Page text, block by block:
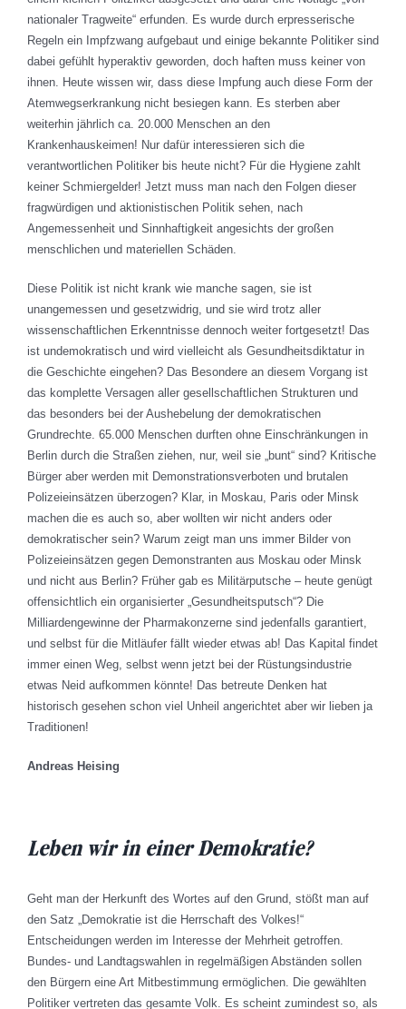
nationaler Tragweite“ erfunden. Es wurde durch erpresserische
Regeln ein Impfzwang aufgebaut und einige bekannte Politiker sind
dabei gefühlt hyperaktiv geworden, doch haften muss keiner von
ihnen. Heute wissen wir, dass diese Impfung auch diese Form der
Atemwegserkrankung nicht besiegen kann. Es sterben aber
weiterhin jährlich ca. 20.000 Menschen an den
Krankenhauskeimen! Nur dafür interessieren sich die
verantwortlichen Politiker bis heute nicht? Für die Hygiene zahlt
keiner Schmiergelder! Jetzt muss man nach den Folgen dieser
fragwürdigen und aktionistischen Politik sehen, nach
Angemessenheit und Sinnhaftigkeit angesichts der großen
menschlichen und materiellen Schäden.
Diese Politik ist nicht krank wie manche sagen, sie ist
unangemessen und gesetzwidrig, und sie wird trotz aller
wissenschaftlichen Erkenntnisse dennoch weiter fortgesetzt! Das
ist undemokratisch und wird vielleicht als Gesundheitsdiktatur in
die Geschichte eingehen? Das Besondere an diesem Vorgang ist
das komplette Versagen aller gesellschaftlichen Strukturen und
das besonders bei der Aushebelung der demokratischen
Grundrechte. 65.000 Menschen durften ohne Einschränkungen in
Berlin durch die Straßen ziehen, nur, weil sie „bunt“ sind? Kritische
Bürger aber werden mit Demonstrationsverboten und brutalen
Polizeieinsätzen überzogen? Klar, in Moskau, Paris oder Minsk
machen die es auch so, aber wollten wir nicht anders oder
demokratischer sein? Warum zeigt man uns immer Bilder von
Polizeieinsätzen gegen Demonstranten aus Moskau oder Minsk
und nicht aus Berlin? Früher gab es Militärputsche – heute genügt
offensichtlich ein organisierter „Gesundheitsputsch“? Die
Milliardengewinne der Pharmakonzerne sind jedenfalls garantiert,
und selbst für die Mitläufer fällt wieder etwas ab! Das Kapital findet
immer einen Weg, selbst wenn jetzt bei der Rüstungsindustrie
etwas Neid aufkommen könnte! Das betreute Denken hat
historisch gesehen schon viel Unheil angerichtet aber wir lieben ja
Traditionen!
Andreas Heising
Leben wir in einer Demokratie?
Geht man der Herkunft des Wortes auf den Grund, stößt man auf
den Satz „Demokratie ist die Herrschaft des Volkes!“
Entscheidungen werden im Interesse der Mehrheit getroffen.
Bundes- und Landtagswahlen in regelmäßigen Abständen sollen
den Bürgern eine Art Mitbestimmung ermöglichen. Die gewählten
Politiker vertreten das gesamte Volk. Es scheint zumindest so, als